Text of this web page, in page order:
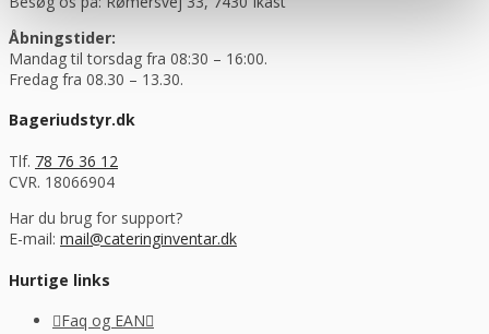
Åbningstider:
Mandag til torsdag fra 08:30 – 16:00.
Fredag fra 08.30 – 13.30.
Bageriudstyr.dk
Tlf. 78 76 36 12
CVR. 18066904
Har du brug for support?
E-mail: mail@cateringinventar.dk
Hurtige links
Faq og EAN